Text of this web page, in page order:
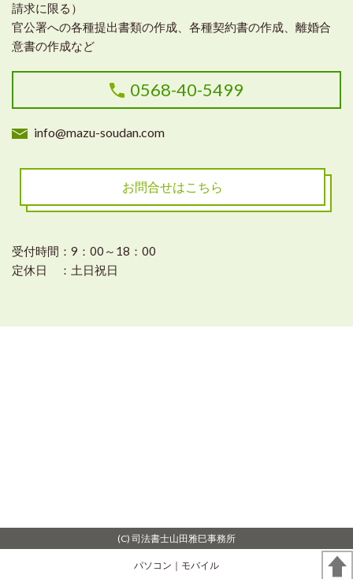
請求に限る）
官公署への各種提出書類の作成、各種契約書の作成、離婚合
意書の作成など
0568-40-5499
info@mazu-soudan.com
お問合せはこちら
受付時間：9：00～18：00
定休日 ：土日祝日
(C) 司法書士山田雅巳事務所
パソコン ｜モバイル